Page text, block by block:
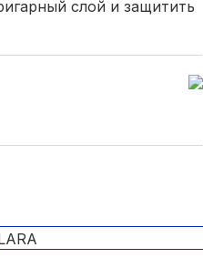
слой и защитить